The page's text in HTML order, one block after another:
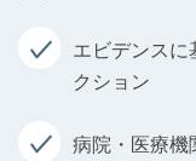
エビデンスに
クション
病院・医療機